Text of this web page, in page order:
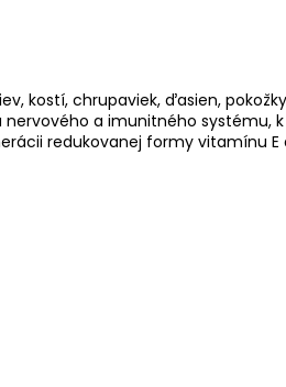
kostí, chrupaviek, ďasien,
a imunitného systému,
redukovanej formy vitamínu E